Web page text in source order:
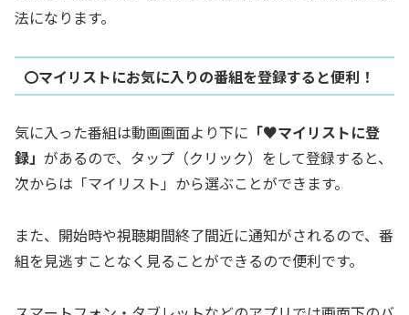
法になります。
〇マイリストにお気に入りの番組を登録すると便利！
気に入った番組は動画画面より下に 「♥マイリストに登
録」 があるので、タップ（クリック）をして登録すると、
次からは「マイリスト」から選ぶことができます。
また、開始時や視聴期間終了間近に通知がされるので、番
組を見逃すことなく見ることができるので便利です。